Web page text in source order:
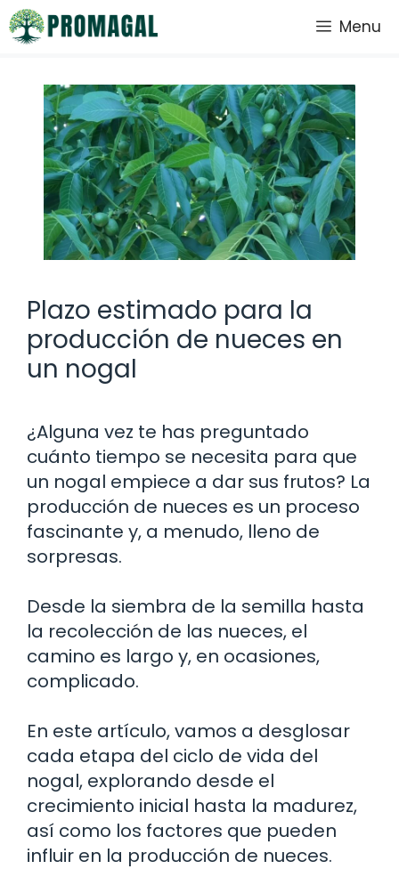
Saltar
al
Menu
Plazo estimado para la
producción de nueces en
un nogal
¿Alguna vez te has preguntado
cuánto tiempo se necesita para que
un nogal empiece a dar sus frutos? La
producción de nueces es un proceso
fascinante y, a menudo, lleno de
sorpresas.
Desde la siembra de la semilla hasta
la recolección de las nueces, el
camino es largo y, en ocasiones,
complicado.
En este artículo, vamos a desglosar
cada etapa del ciclo de vida del
nogal, explorando desde el
crecimiento inicial hasta la madurez,
así como los factores que pueden
influir en la producción de nueces.